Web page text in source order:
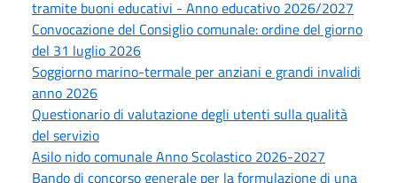
tramite buoni educativi - Anno educativo 2026/2027
Convocazione del Consiglio comunale: ordine del giorno
del 31 luglio 2026
Soggiorno marino-termale per anziani e grandi invalidi
anno 2026
Questionario di valutazione degli utenti sulla qualità
del servizio
Asilo nido comunale Anno Scolastico 2026-2027
Bando di concorso generale per la formulazione di una